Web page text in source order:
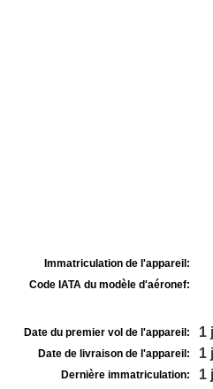
Immatriculation de l'appareil:
Code IATA du modèle d'aéronef:
Date du premier vol de l'appareil: 1
Date de livraison de l'appareil: 1
Dernière immatriculation: 1